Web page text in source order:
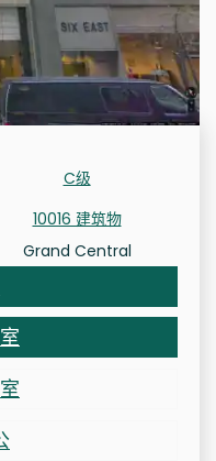
C级
10016 建筑物
Grand Central